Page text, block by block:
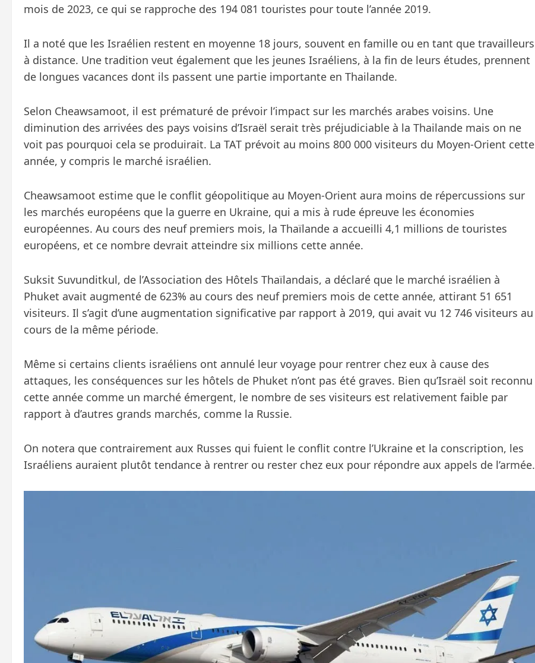
mois de 2023, ce qui se rapproche des 194 081 touristes pour toute l’année 2019.
Il a noté que les Israélien restent en moyenne 18 jours, souvent en famille ou en tant que travailleurs
à distance. Une tradition veut également que les jeunes Israéliens, à la fin de leurs études, prennent
de longues vacances dont ils passent une partie importante en Thailande.
Selon Cheawsamoot, il est prématuré de prévoir l’impact sur les marchés arabes voisins. Une
diminution des arrivées des pays voisins d’Israël serait très préjudiciable à la Thailande mais on ne
voit pas pourquoi cela se produirait. La TAT prévoit au moins 800 000 visiteurs du Moyen-Orient cette
année, y compris le marché israélien.
Cheawsamoot estime que le conflit géopolitique au Moyen-Orient aura moins de répercussions sur
les marchés européens que la guerre en Ukraine, qui a mis à rude épreuve les économies
européennes. Au cours des neuf premiers mois, la Thaïlande a accueilli 4,1 millions de touristes
européens, et ce nombre devrait atteindre six millions cette année.
Suksit Suvunditkul, de l’Association des Hôtels Thaïlandais, a déclaré que le marché israélien à
Phuket avait augmenté de 623% au cours des neuf premiers mois de cette année, attirant 51 651
visiteurs. Il s’agit d’une augmentation significative par rapport à 2019, qui avait vu 12 746 visiteurs au
cours de la même période.
Même si certains clients israéliens ont annulé leur voyage pour rentrer chez eux à cause des
attaques, les conséquences sur les hôtels de Phuket n’ont pas été graves. Bien qu’Israël soit reconnu
cette année comme un marché émergent, le nombre de ses visiteurs est relativement faible par
rapport à d’autres grands marchés, comme la Russie.
On notera que contrairement aux Russes qui fuient le conflit contre l’Ukraine et la conscription, les
Israéliens auraient plutôt tendance à rentrer ou rester chez eux pour répondre aux appels de l’armée.